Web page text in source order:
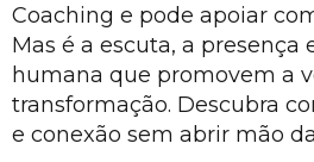
Coaching e pode apoiar
Mas é a escuta, a presença
humana que promovem a
transformação. Descubra
e conexão sem abrir mão